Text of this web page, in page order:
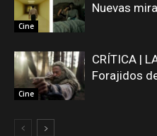
Cine
Nuevas
Cine
CRÍTICA |
Forajidos